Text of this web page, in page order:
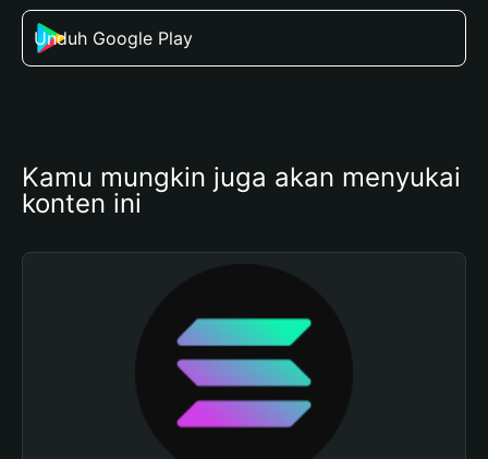
Unduh Google Play
Kamu mungkin juga akan menyukai
konten ini